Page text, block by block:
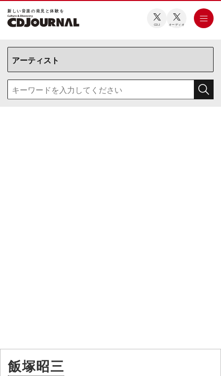
新しい⾳楽の発⾒と体験を
CDJ オーディオ
飯塚昭三